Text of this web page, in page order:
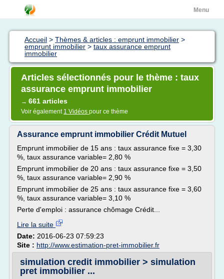
Menu
Accueil > Thèmes & articles : emprunt immobilier >
emprunt immobilier > taux assurance emprunt
immobilier
Articles sélectionnés pour le thème : taux
assurance emprunt immobilier
→ 661 articles
Voir également 1 Vidéos pour ce thème
Assurance emprunt immobilier Crédit Mutuel
Emprunt immobilier de 15 ans : taux assurance fixe = 3,30
%, taux assurance variable= 2,80 %
Emprunt immobilier de 20 ans : taux assurance fixe = 3,50
%, taux assurance variable= 2,90 %
Emprunt immobilier de 25 ans : taux assurance fixe = 3,60
%, taux assurance variable= 3,10 %
Perte d'emploi : assurance chômage Crédit...
Lire la suite
Date: 2016-06-23 07:59:23
Site : http://www.estimation-pret-immobilier.fr
simulation credit immobilier > simulation
pret immobilier ...